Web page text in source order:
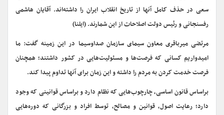
سعی در حذف کامل آنها از تاریخ انقلاب ایران را داشته‌اند. آقایان هاشمی
رفسنجانی و رئیس دولت اصلاحات از این شمارند. (ایلنا)
مرتضی میرباقری معاون سیمای سازمان صداوسیما در این زمینه گفت: ما
امیدواریم کسانی که فرصت‌ها و مسئولیت‌هایی در کشور داشتند؛ همچنان
فرصت خدمت کردن به مردم‌ را داشته و این زمان برای آنها تداوم پیدا کند.
براساس قانون اساسی، چارچوب‌هایی که نظام دارد و براساس قوانینی که وجود
دارد؛ رعایت اصول، قوانین و مصالح، توسط افراد و بزرگانی که دوره‌هایی